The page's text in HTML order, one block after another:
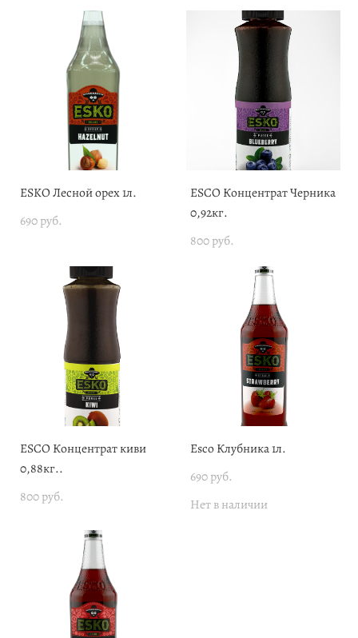
ESKO Лесной орех 1л.
690 pуб.
ESCO Концентрат Черника
0,92кг.
800 pуб.
ESCO Концентрат киви
0,88кг..
800 pуб.
Esco Клубника 1л.
690 pуб.
Нет в наличии